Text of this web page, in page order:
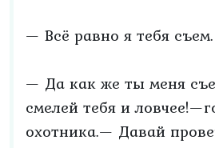
— Всё равно я тебя съем.
— Да как же ты меня
смелей тебя и
охотника.— Давай